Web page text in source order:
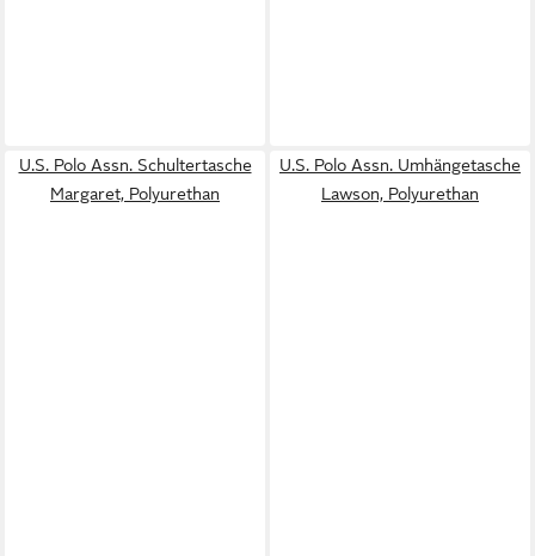
U.S. Polo Assn. Schultertasche
Margaret, Polyurethan
U.S. Polo Assn. Umhängetasche
Lawson, Polyurethan